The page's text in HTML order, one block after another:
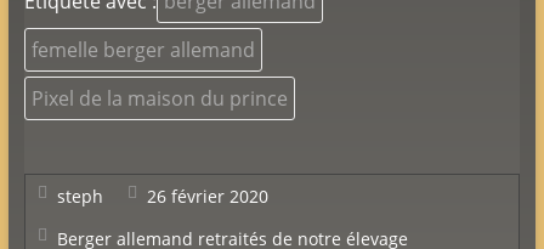
femelle berger allemand
Pixel de la maison du prince
steph
26 février 2020
Berger allemand retraités de notre élevage